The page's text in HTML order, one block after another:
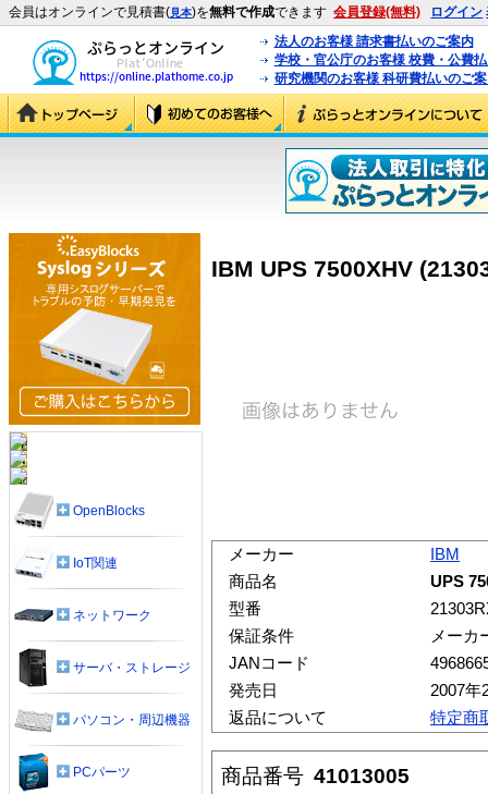
会員はオンラインで見積書(見本)を無料で作成できます 会員登録(無料) ログイン
法人のお客様 請求書払いのご案内
学校・官公庁のお客様 校費・公費
研究機関のお客様 科研費払いのご
IBM UPS 7500XHV
メーカー
IBM
商品名
UPS
型番
保証条件
メーカ
JANコード
発売日
2007年
返品について
特定商
商品番号 41013005
OpenBlocks
IoT関連
ネットワーク
サーバ・ストレージ
パソコン・周辺機器
PCパーツ